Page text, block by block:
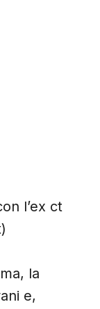
l’ex ct
la
e,